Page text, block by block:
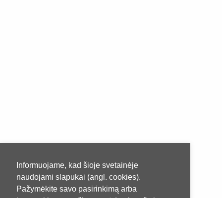
Informuojame, kad šioje svetainėje
naudojami slapukai (angl. cookies).
Pažymėkite savo pasirinkimą arba